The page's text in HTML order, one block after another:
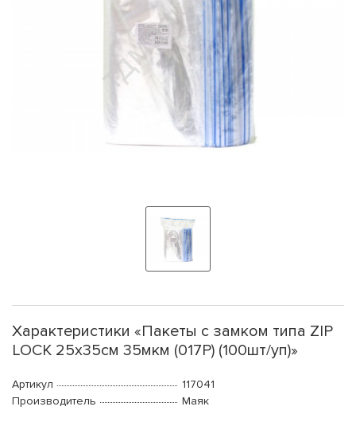
Характеристики «Пакеты с замком типа ZIP
LOCK 25х35см 35мкм (017Р) (100шт/уп)»
Артикул
117041
Производитель
Маяк